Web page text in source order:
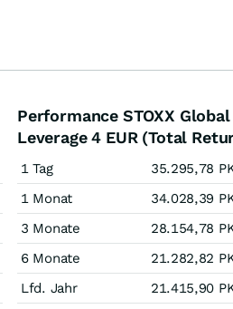
Performance STOXX
Leverage 4 EUR (Total
1 Tag 35.295,78
1 Monat
34.028,39
3 Monate
28.154,78
6 Monate
21.282,82
Lfd. Jahr
21.415,90